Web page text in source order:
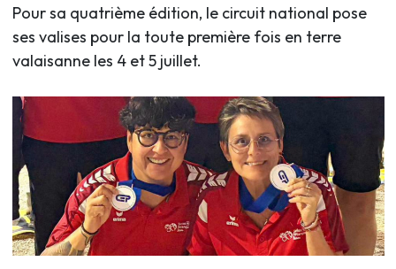
Pour sa quatrième édition, le circuit national pose
ses valises pour la toute première fois en terre
valaisanne les 4 et 5 juillet.